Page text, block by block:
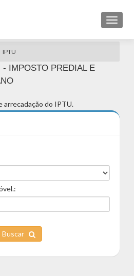
Toggle
IPTU
- IMPOSTO PREDIAL E
arrecadação do IPTU.
Buscar